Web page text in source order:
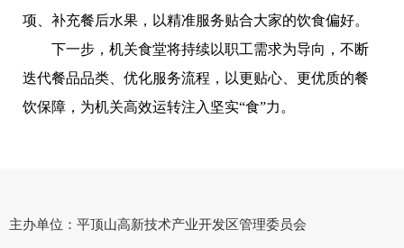
项、补充餐后水果，以精准服务贴合大家的饮食偏好。
下一步，机关食堂将持续以职工需求为导向，不断
迭代餐品品类、优化服务流程，以更贴心、更优质的餐
饮保障，为机关高效运转注入坚实“食”力。
主办单位：平顶山高新技术产业开发区管理委员会